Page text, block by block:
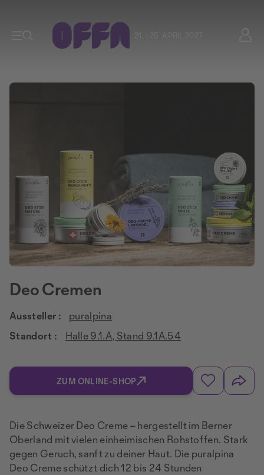
Deo Cremen
Aussteller :
puralpina
Standort :
Halle 9.1.A, Stand 9.1A.54
ZUM ONLINE-SHOP
Die Schweizer Deo Creme – hergestellt im Berner
Oberland mit vielen einheimischen Rohstoffen. Stark
gegen Geruch, sanft zu deiner Haut. Die puralpina
Deo Creme schützt dich 12 bis 24 Stunden